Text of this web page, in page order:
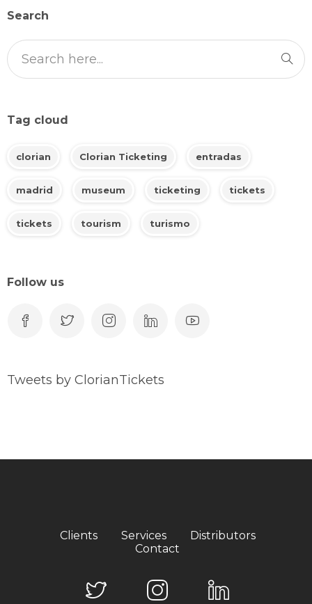
Search
Tag cloud
clorian Clorian Ticketing entradas
madrid museum ticketing tickets
tickets tourism turismo
Follow us
Tweets by ClorianTickets
Clients Services
Distributors
Contact